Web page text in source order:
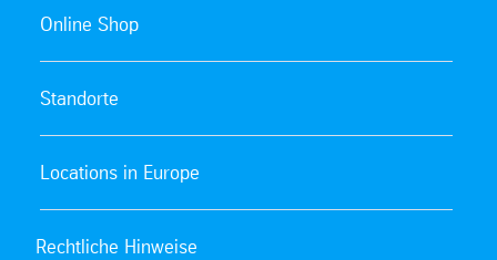
Online Shop
Standorte
Locations in Europe
Rechtliche Hinweise